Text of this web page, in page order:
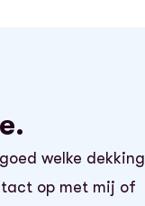
welke dekking
op met mij of